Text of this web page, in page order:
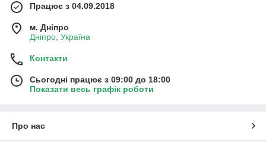
Працює з 04.09.2018
м. Дніпро
Дніпро, Україна
Контакти
Сьогодні працює з 09:00 до 18:00
Показати весь графік роботи
Про нас